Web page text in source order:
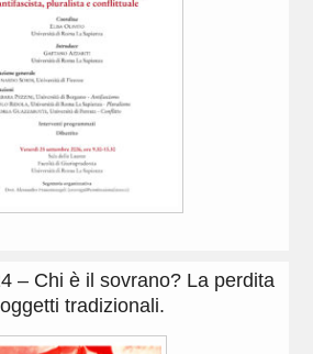
– Chi è il sovrano? La perdita
tradizionali.